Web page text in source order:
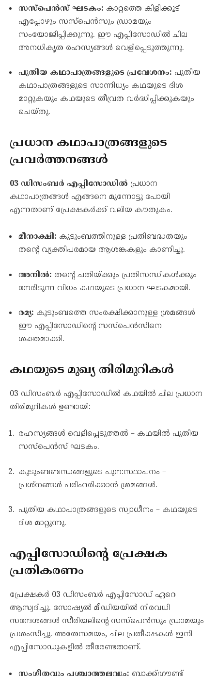
സസ്പെൻസ് ഘടകം: കാറ്റത്തെ കിളിക്കൂട്
എപ്പോഴും സസ്പെൻസും ഡ്രാമയും
സംയോജിപ്പിക്കുന്നു. ഈ എപ്പിസോഡിൽ ചില
അനധികൃത രഹസ്യങ്ങൾ വെളിപ്പെടുത്തുന്നു.
പുതിയ കഥാപാത്രങ്ങളുടെ പ്രവേശനം: പുതിയ
കഥാപാത്രങ്ങളുടെ സാന്നിധ്യം കഥയുടെ ദിശ
മാറ്റുകയും കഥയുടെ തീവ്രത വർദ്ധിപ്പിക്കുകയും
ചെയ്തു.
പ്രധാന കഥാപാത്രങ്ങളുടെ
പ്രവർത്തനങ്ങൾ
03 ഡിസംബർ എപ്പിസോഡിൽ പ്രധാന
കഥാപാത്രങ്ങൾ എങ്ങനെ മുന്നോട്ടു പോയി
എന്നതാണ് പ്രേക്ഷകർക്ക് വലിയ കൗതുകം.
മീനാക്ഷി: കുടുംബത്തിനുള്ള പ്രതിബദ്ധതയും
തന്റെ വ്യക്തിപരമായ ആശങ്കകളും കാണിച്ചു.
അനിൽ: തന്റെ ചതിയ്ക്കും പ്രതിസന്ധികൾക്കും
നേരിടുന്ന വിധം കഥയുടെ പ്രധാന ഘടകമായി.
രമ്യ: കുടുംബത്തെ സംരക്ഷിക്കാനുള്ള ശ്രമങ്ങൾ
ഈ എപ്പിസോഡിന്റെ സസ്പെൻസിനെ
ശക്തമാക്കി.
കഥയുടെ മുഖ്യ തിരിമുറികൾ
03 ഡിസംബർ എപ്പിസോഡിൽ കഥയിൽ ചില പ്രധാന
തിരിമുറികൾ ഉണ്ടായി:
രഹസ്യങ്ങൾ വെളിപ്പെടുത്തൽ – കഥയിൽ പുതിയ
സസ്പെൻസ് ഘടകം.
കുടുംബബന്ധങ്ങളുടെ പുന:സ്ഥാപനം –
പ്രശ്നങ്ങൾ പരിഹരിക്കാൻ ശ്രമങ്ങൾ.
പുതിയ കഥാപാത്രങ്ങളുടെ സ്വാധീനം – കഥയുടെ
ദിശ മാറ്റുന്നു.
എപ്പിസോഡിന്റെ പ്രേക്ഷക
പ്രതികരണം
പ്രേക്ഷകർ 03 ഡിസംബർ എപ്പിസോഡ് ഏറെ
ആസ്വദിച്ചു. സോഷ്യൽ മീഡിയയിൽ നിരവധി
സന്ദേശങ്ങൾ സീരിയലിന്റെ സസ്പെൻസും ഡ്രാമയും
പ്രശംസിച്ചു. അതേസമയം, ചില പ്രതീക്ഷകൾ ഇനി
എപ്പിസോഡുകളിൽ തീരേണ്ടതാണ്.